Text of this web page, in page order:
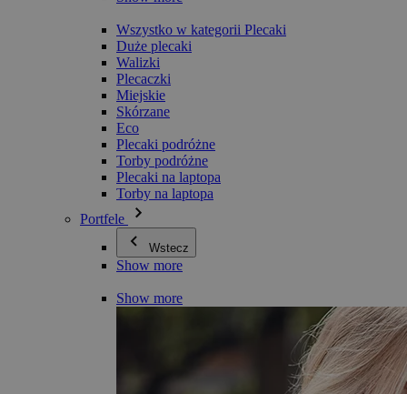
Wszystko w kategorii Plecaki
Duże plecaki
Walizki
Plecaczki
Miejskie
Skórzane
Eco
Plecaki podróżne
Torby podróżne
Plecaki na laptopa
Torby na laptopa
Portfele
Wstecz
Show more
Show more